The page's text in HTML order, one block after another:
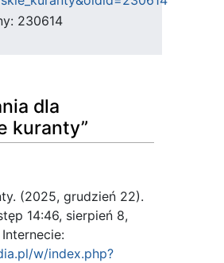
230614
dla
kuranty”
(2025, grudzień 22).
14:46, sierpień 8,
w/index.php?